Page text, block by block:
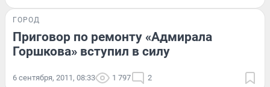
ГОРОД
Приговор по ремонту «Адмирала
Горшкова» вступил в силу
6 сентября, 2011, 08:33 1 797 2